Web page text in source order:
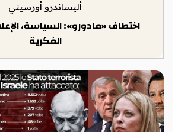
أليساندرو أورسيني
اختطاف «مادورو»: السياسة،
الفكرية